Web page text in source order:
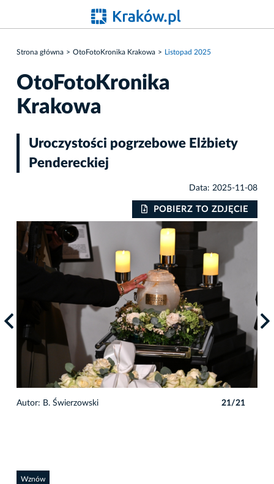
Strona główna OtoFotoKronika Krakowa Listopad 2025
OtoFotoKronika
Krakowa
Uroczystości pogrzebowe Elżbiety
Pendereckiej
Data: 2025-11-08
POBIERZ TO ZDJĘCIE
Autor: B. Świerzowski 21/21
Wznów